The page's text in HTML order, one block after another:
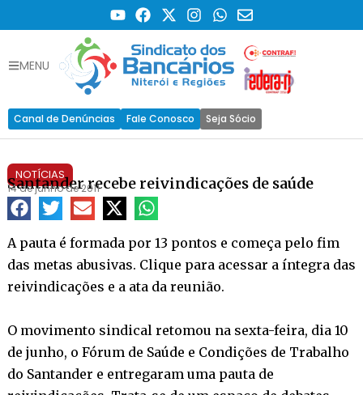
MENU
Canal de Denúncias Fale Conosco Seja Sócio
NOTÍCIAS
Santander recebe reivindicações de saúde
14 de junho de 2011
A pauta é formada por 13 pontos e começa pelo fim
das metas abusivas. Clique para acessar a íntegra das
reivindicações e a ata da reunião.
O movimento sindical retomou na sexta-feira, dia 10
de junho, o Fórum de Saúde e Condições de Trabalho
do Santander e entregaram uma pauta de